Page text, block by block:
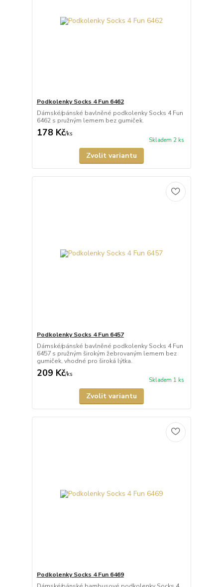
Podkolenky Socks 4 Fun 6462
Dámské/pánské bavlněné podkolenky Socks 4 Fun
6462 s pružným lemem bez gumiček.
178 Kč/ks
Skladem 2 ks
Zvolit variantu
Podkolenky Socks 4 Fun 6457
Dámské/pánské bavlněné podkolenky Socks 4 Fun
6457 s pružným širokým žebrovaným lemem bez
gumiček, vhodné pro široká lýtka.
209 Kč/ks
Skladem 1 ks
Zvolit variantu
Podkolenky Socks 4 Fun 6469